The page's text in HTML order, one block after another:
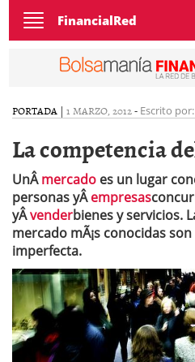
Toggle
navigation
FinancialRed
PORTADA | 1 MARZO, 2012- Escrito por:
La competencia
UnÂmercado es un lugar
personas yÂempresas
yÂvenderbienes y servicios.
mercado mÃ¡s conocidas
imperfecta.